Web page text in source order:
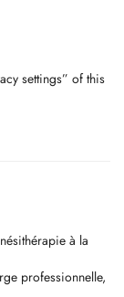
settings” of this
à la
professionnelle,